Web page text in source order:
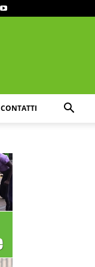
CONTATTI